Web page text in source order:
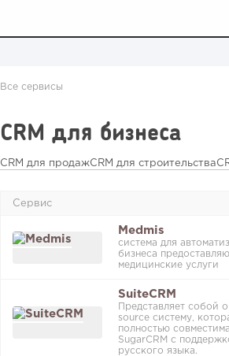
Все сервисы
CRM для бизнеса
CRM для продажCRM для строительства
Сервис
Medmis
система для
бизнеса
медицинские услуги
SuiteCRM
Представляет собой
source систему,
полностью
SugarCRM с
русского языка.